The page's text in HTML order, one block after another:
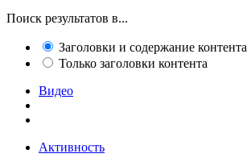
Поиск результатов в...
Заголовки и содержание контента
Только заголовки контента
Видео
Активность